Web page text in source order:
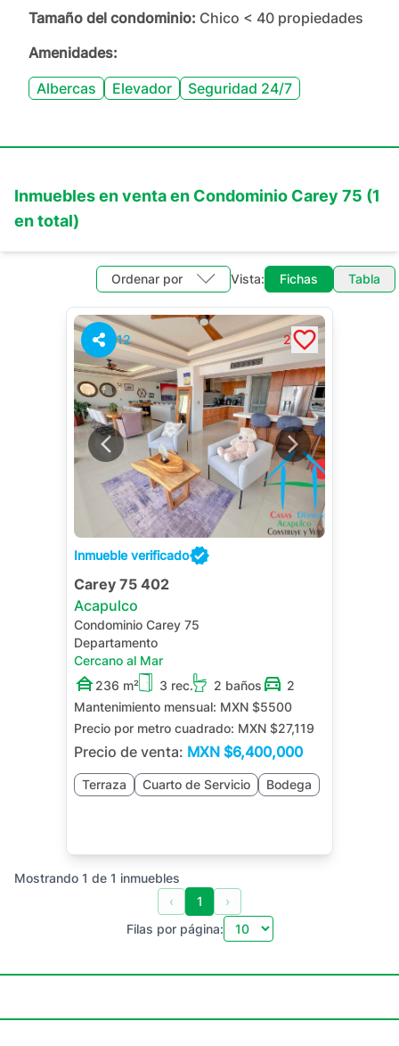
Tamaño del condominio: Chico < 40 propiedades
Amenidades:
Albercas
Elevador Seguridad 24/7
Inmuebles enventaen Condominio Carey 75 (1
en total)
Ordenar por Vista: Fichas Tabla
12 2
Inmueble verificado
Carey 75 402
Acapulco
Condominio Carey 75
Departamento
Cercano al Mar
236 m²
3 rec. 2 baños
2
Mantenimiento mensual: MXN $5500
Precio por metro cuadrado: MXN $27,119
Precio de venta: MXN $6,400,000
Terraza Cuarto de Servicio Bodega
Mostrando 1 de 1 inmuebles
‹
1
›
Filas por página: